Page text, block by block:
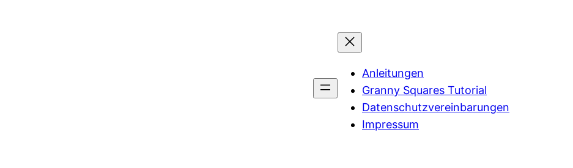
Anleitungen
Granny Squares Tutorial
Datenschutzvereinbarungen
Impressum